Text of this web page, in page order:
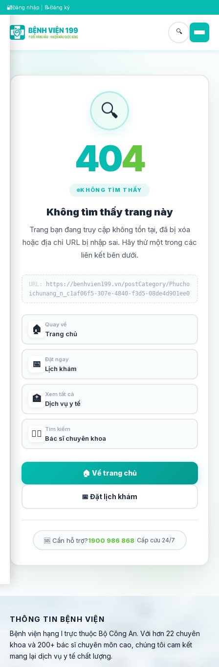
🔐Đăng nhập 📝Đăng ký
🔍
🔍
404
KHÔNG TÌM THẤY
Không tìm thấy trang này
Trang bạn đang truy cập không tồn tại, đã bị xóa
hoặc địa chỉ URL bị nhập sai. Hãy thử một trong các
liên kết bên dưới.
URL:
https://benhvien199.vn/postCategory/Phucho
ichunang_n_c1af06f5-307e-4840-f3d5-08de4d901ee0
🏠 Quay về
Trang chủ
📅 Đặt ngay
Lịch khám
🏥 Xem tất cả
Dịch vụ y tế
👨‍⚕️ Tìm kiếm
Bác sĩ chuyên khoa
🏠 Về trang chủ
📅 Đặt lịch khám
🆘 Cần hỗ trợ?1900 986 868 Cấp cứu 24/7
THÔNG TIN BỆNH VIỆN
Bệnh viện hạng I trực thuộc Bộ Công An. Với hơn 22 chuyên
khoa và 200+ bác sĩ chuyên môn cao, chúng tôi cam kết
mang lại dịch vụ y tế chất lượng.